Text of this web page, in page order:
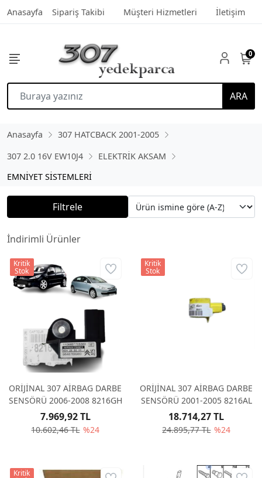
Anasayfa Sipariş Takibi Müşteri Hizmetleri İletişim
ARA
0
Anasayfa
307 HATCBACK 2001-2005
307 2.0 16V EW10J4
ELEKTRİK AKSAM
EMNİYET SİSTEMLERİ
Filtrele
İndirimli Ürünler
ORİJİNAL 307 AİRBAG DARBE
SENSÖRÜ 2006-2008 8216GH
10.602,46 TL %24
7.969,92 TL
Kritik
Stok
ORİJİNAL 307 AİRBAG DARBE
SENSÖRÜ 2001-2005 8216AL
24.895,77 TL %24
18.714,27 TL
Kritik
Stok
Kritik